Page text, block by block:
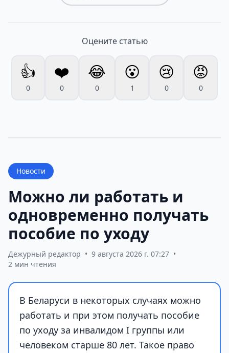
Оцените статью
👍
0
❤️
0
😂
0
😮
1
😢
0
😡
0
Новости
Можно ли работать и
одновременно получать
пособие по уходу
Дежурный редактор • 9 августа 2026 г. 07:27 •
2 мин чтения
В Беларуси в некоторых случаях можно
работать и при этом получать пособие
по уходу за инвалидом I группы или
человеком старше 80 лет. Такое право